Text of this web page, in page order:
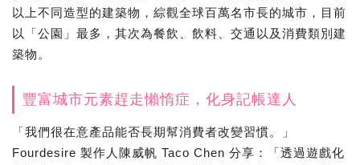
以上不同造型的建築物，綜觀全球百萬名市長的城市，目前
以「公園」最多，其次為餐飲、飲料、交通以及消費類別建
築物。
豐富城市元素趕走懶惰症，化身記帳達人
「我們很在意產品能否長期幫消費者改變習慣。」
Fourdesire 製作人陳威帆 Taco Chen 分享：「透過遊戲化